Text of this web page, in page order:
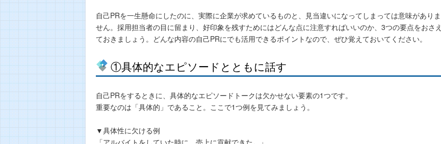
自己PRを一生懸命にしたのに、実際に企業が求めているものと、見当違いになってしまっては意味がありま
せん。採用担当者の目に留まり、好印象を残すためにはどんな点に注意すればいいのか、3つの要点をおさえ
ておきましょう。どんな内容の自己PRにでも活用できるポイントなので、ぜひ覚えておいてください。
①具体的なエピソードとともに話す
自己PRをするときに、具体的なエピソードトークは欠かせない要素の1つです。
重要なのは「具体的」であること。ここで1つ例を見てみましょう。
▼具体性に欠ける例
「アルバイトをしていた時に、売上に貢献できた。」